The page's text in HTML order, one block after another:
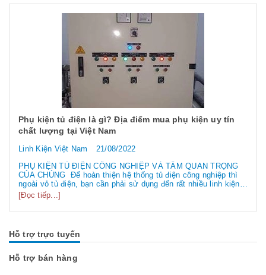
Phụ kiện tủ điện là gì? Địa điểm mua phụ kiện uy tín
chất lượng tại Việt Nam
Linh Kiện Việt Nam
21/08/2022
PHỤ KIỆN TỦ ĐIỆN CÔNG NGHIỆP VÀ TẦM QUAN TRỌNG
CỦA CHÚNG Để hoàn thiện hệ thống tủ điện công nghiệp thì
ngoài vỏ tủ điện, bạn cần phải sử dụng đến rất nhiều linh kiện
tủ điện công nghiệp khác nhau. Vậy các loại phụ kiện tủ điện
công nghiệp bao gồm những gì? Chúng có tác dụng như thế
nào hãy...
[Đọc tiếp...]
Hỗ trợ trực tuyến
Hỗ trợ bán hàng